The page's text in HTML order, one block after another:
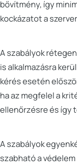
bővítmény, így
kockázatot a
A szabályok
is alkalmazásra
kérés esetén
ha az megfelel a
ellenőrzésre és így
A szabályok
szabható a